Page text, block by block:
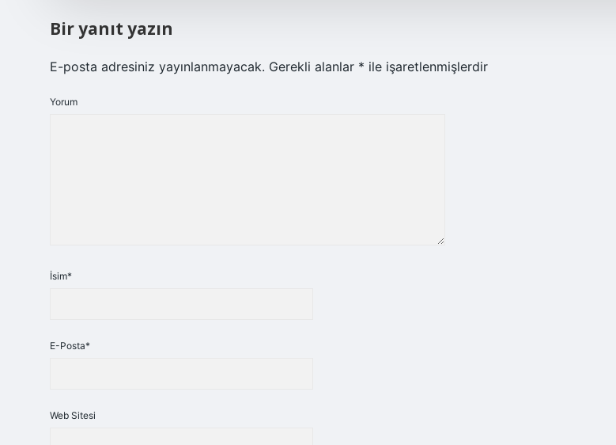
Bir yanıt yazın
E-posta adresiniz yayınlanmayacak. Gerekli alanlar * ile işaretlenmişlerdir
Yorum
İsim*
E-Posta*
Web Sitesi